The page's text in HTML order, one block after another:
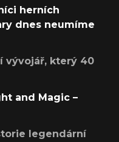
herních
dnes neumíme
vývojář, který 40
and Magic –
legendární